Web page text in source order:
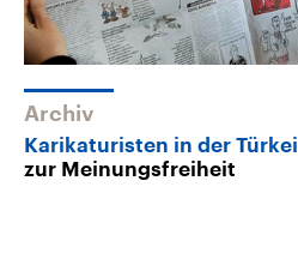
Archiv
Karikaturisten in der Türkei
zur Meinungsfreiheit